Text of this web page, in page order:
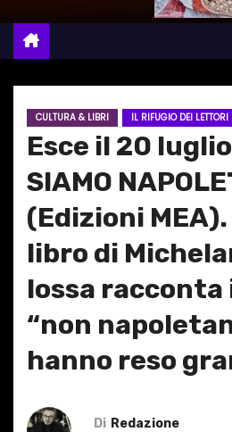
CULTURA & LIBRI IL RIFUGIO DEI LETTORI
Esce il 20 luglio
SIAMO
(Edizioni
libro di
Iossa racconta
“non
hanno reso
Di Redazione